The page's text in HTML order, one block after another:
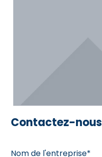
Contactez-nous
Nom de l'entreprise*